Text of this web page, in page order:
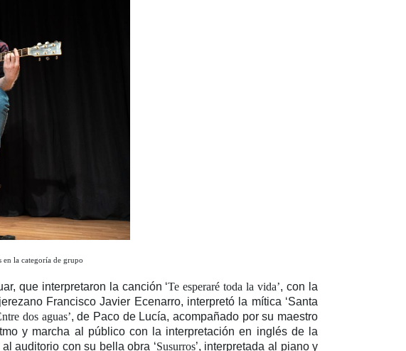
la categoría de grupo
que interpretaron la canción ‘Te esperaré toda la vida’, con la
Francisco Javier Ecenarro, interpretó la mítica ‘Santa
dos aguas’, de Paco de Lucía, acompañado por su maestro
y marcha al público con la interpretación en inglés de la
auditorio con su bella obra ‘Susurros’, interpretada al piano y